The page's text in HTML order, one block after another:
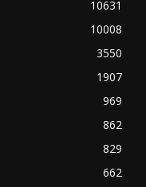
10631
10008
3550
1907
969
862
829
662